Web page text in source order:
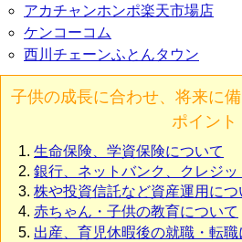
アカチャンホンポ楽天市場店
ケンコーコム
西川チェーンふとんタウン
子供の成長に合わせ、将来に
ポイント
生命保険、学資保険について
銀行、ネットバンク、クレジ
株や投資信託など資産運用につ
赤ちゃん・子供の教育について
出産、育児休暇後の就職・転職